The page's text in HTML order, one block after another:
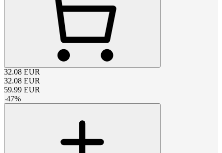
32.08 EUR
32.08 EUR
59.99 EUR
-47%